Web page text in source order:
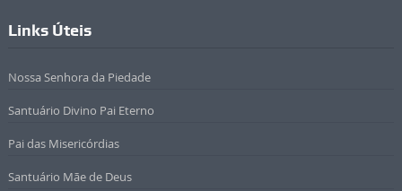
Links Úteis
Nossa Senhora da Piedade
Santuário Divino Pai Eterno
Pai das Misericórdias
Santuário Mãe de Deus